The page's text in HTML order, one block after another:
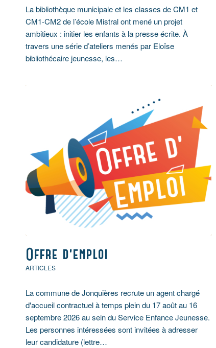
La bibliothèque municipale et les classes de CM1 et
CM1-CM2 de l’école Mistral ont mené un projet
ambitieux : initier les enfants à la presse écrite. À
travers une série d’ateliers menés par Eloïse
bibliothécaire jeunesse, les…
Offre d’emploi
ARTICLES
La commune de Jonquières recrute un agent chargé
d'accueil contractuel à temps plein du 17 août au 16
septembre 2026 au sein du Service Enfance Jeunesse.
Les personnes intéressées sont invitées à adresser
leur candidature (lettre…